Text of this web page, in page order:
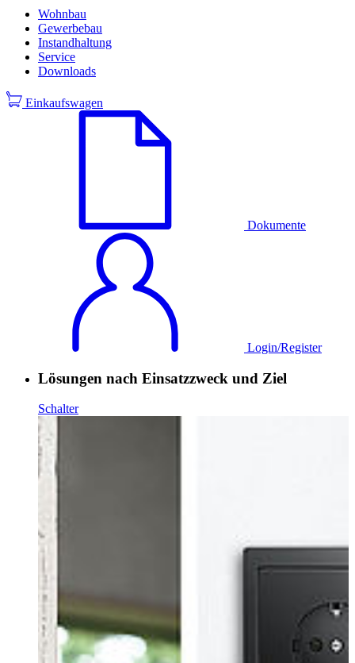
Wohnbau
Gewerbebau
Instandhaltung
Service
Downloads
Einkaufswagen
Dokumente
Login/Register
Lösungen nach Einsatzzweck und Ziel
Schalter